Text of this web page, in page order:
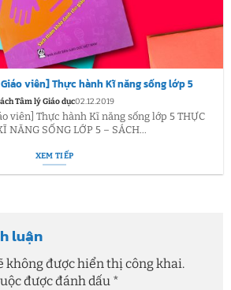
viên] Thực hành Kĩ năng sống lớp 5
Tâm lý Giáo dục02.12.2019
viên] Thực hành Kĩ năng sống lớp 5 THỰC
NĂNG SỐNG LỚP 5 – SÁCH...
XEM TIẾP
luận
không được hiển thị công khai.
được đánh dấu *